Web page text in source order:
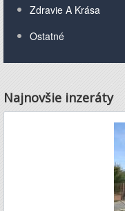
Zdravie A Krása
Ostatné
Najnovšie inzeráty